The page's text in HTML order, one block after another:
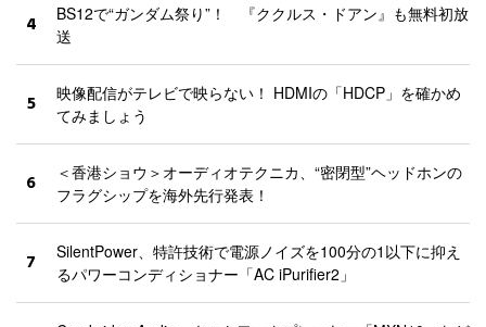
4
BS12で“ガンダム祭り”！ 『ククルス・ドアン』も無料初放
送
5
映像配信がテレビで映らない！ HDMIの「HDCP」を確かめ
てみましょう
6
＜香港ショウ＞オーディオテクニカ、“密閉型”ヘッドホンの
フラグシップを海外先行発表！
7
SilentPower、特許技術で電源ノイズを100分の1以下に抑え
るパワーコンディショナー「AC iPurifier2」